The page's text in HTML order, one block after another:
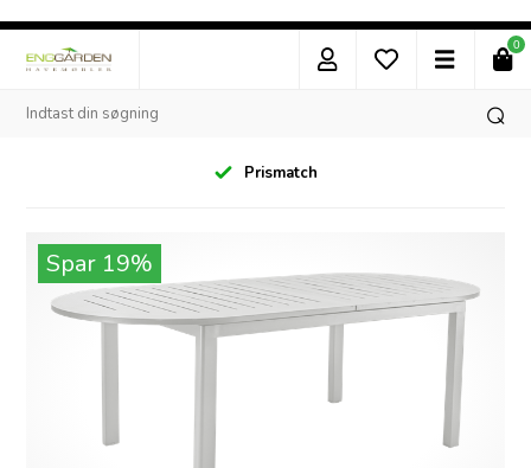
0
Prismatch
Spar 19%